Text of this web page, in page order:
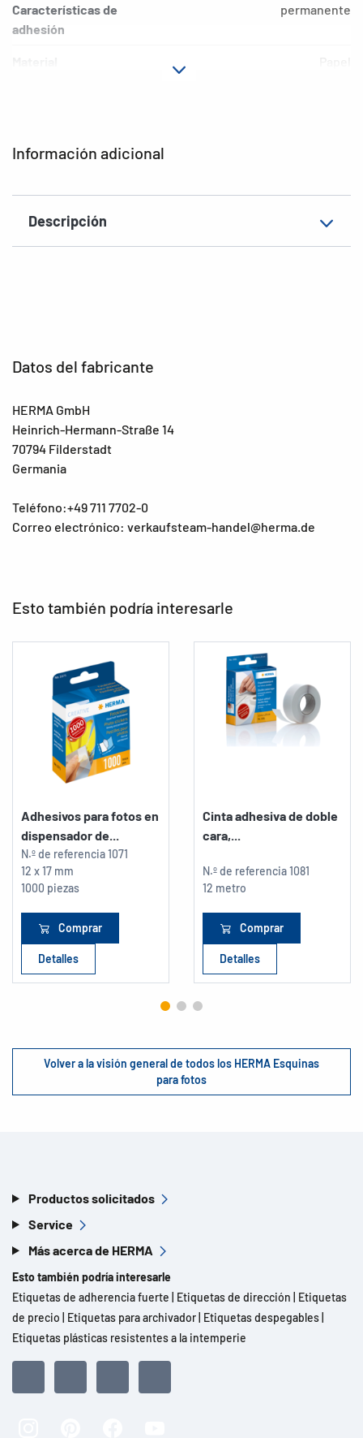
Información adicional
Descripción
Características de
adhesión
permanente
Datos del fabricante
HERMA GmbH
Heinrich-Hermann-Straße 14
70794 Filderstadt
Germania
Teléfono:+49 711 7702-0
Correo electrónico: verkaufsteam-handel@herma.de
Esto también podría interesarle
Adhesivos para fotos en
dispensador de...
N.º de referencia1071
12 x 17 mm
1000 piezas
Comprar
Detalles
Cinta adhesiva de doble
cara,...
N.º de referencia1081
12 metro
Comprar
Detalles
Volver a la visión general de todos los HERMA Esquinas
para fotos
Productos solicitados
Service
Más acerca de HERMA
Esto también podría interesarle
Etiquetas de adherencia fuerte
Etiquetas de dirección
Etiquetas
de precio
Etiquetas para archivador Etiquetas despegables
Etiquetas plásticas resistentes a la intemperie